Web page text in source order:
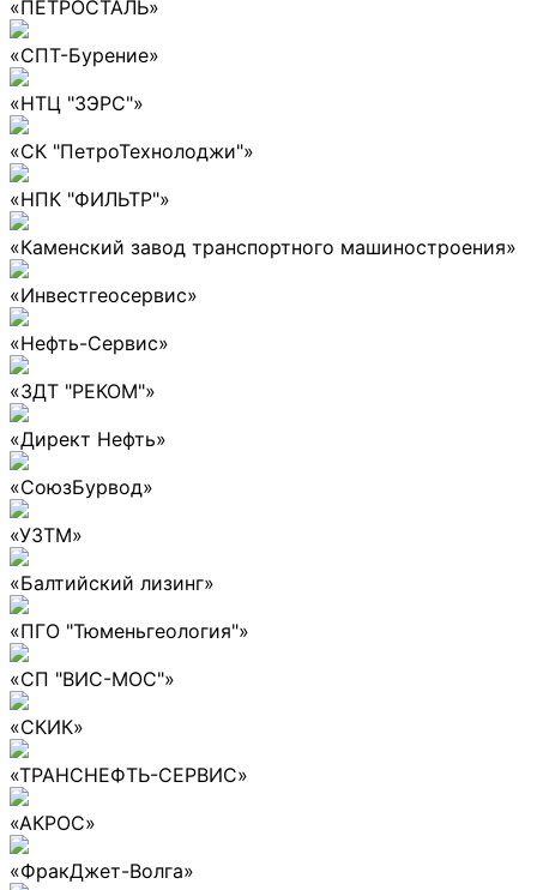
«ПЕТРОСТАЛЬ»
«СПТ-Бурение»
«НТЦ "ЗЭРС"»
«СК "ПетроТехнолоджи"»
«НПК "ФИЛЬТР"»
«Каменский завод транспортного машиностроения»
«Инвестгеосервис»
«Нефть-Сервис»
«ЗДТ "РЕКОМ"»
«Директ Нефть»
«СоюзБурвод»
«УЗТМ»
«Балтийский лизинг»
«ПГО "Тюменьгеология"»
«СП "ВИС-МОС"»
«СКИК»
«ТРАНСНЕФТЬ-СЕРВИС»
«АКРОС»
«ФракДжет-Волга»